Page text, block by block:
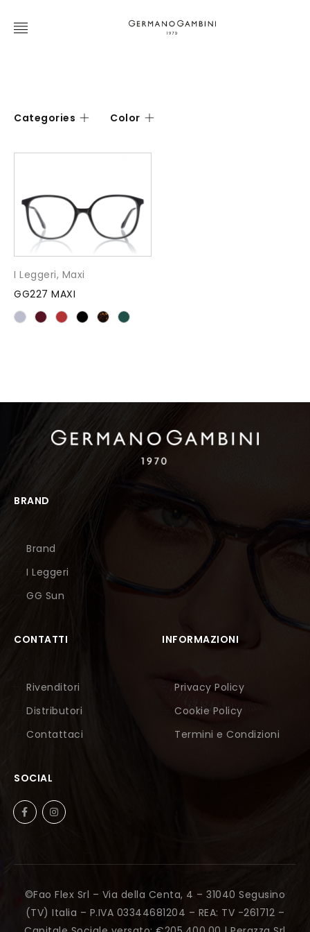
Categories Color
I Leggeri, Maxi
GG227 MAXI
BRAND
Brand
I Leggeri
GG Sun
CONTATTI
Rivenditori
Distributori
Contattaci
INFORMAZIONI
Privacy Policy
Cookie Policy
Termini e Condizioni
SOCIAL
©Fao Flex Srl – Via della Centa, 4 – 31040 Segusino
(TV) Italia – P.IVA 03344681204 – REA: TV -261712 –